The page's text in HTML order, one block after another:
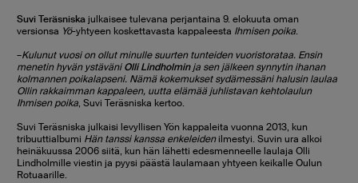
Suvi Teräsniska julkaisee tulevana perjantaina 9. elokuuta oman
versionsa Yö-yhtyeen koskettavasta kappaleesta Ihmisen poika.
–Kulunut vuosi on ollut minulle suurten tunteiden vuoristorataa. Ensin
menetin hyvän ystäväniOlli Lindholminja sen jälkeen synnytin ihanan
kolmannen poikalapseni. Nämä kokemukset sydämessäni halusin laulaa
Ollin rakkaimman kappaleen, uutta elämää juhlistavan kehtolaulun
Ihmisen poika, Suvi Teräsniska kertoo.
Suvi Teräsniska julkaisi levyllisen Yön kappaleita vuonna 2013, kun
tribuuttialbumi Hän tanssi kanssa enkeleidenilmestyi. Suvin ura alkoi
heinäkuussa 2006 siitä, kun hän lähetti edesmenneelle laulaja Olli
Lindholmille viestin ja pyysi päästä laulamaan yhtyeen keikalle Oulun
Rotuaarille.